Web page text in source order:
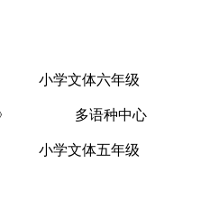
小学文体六年级
烧》 多语种中心
小学文体五年级